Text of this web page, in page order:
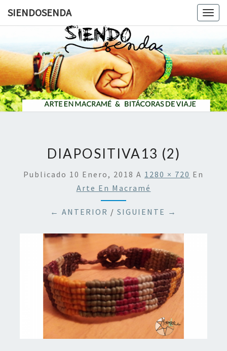
SIENDOSENDA
DIAPOSITIVA13 (2)
Publicado 10 Enero, 2018 A 1280 × 720 En
Arte En Macramé
← ANTERIOR / SIGUIENTE →